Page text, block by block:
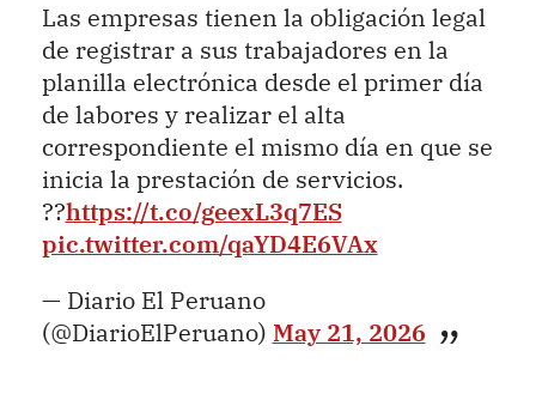
Las empresas tienen la obligación legal
de registrar a sus trabajadores en la
planilla electrónica desde el primer día
de labores y realizar el alta
correspondiente el mismo día en que se
inicia la prestación de servicios.
??https://t.co/geexL3q7ES
pic.twitter.com/qaYD4E6VAx
— Diario El Peruano
(@DiarioElPeruano) May 21, 2026